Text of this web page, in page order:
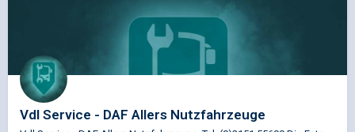
Vdl Service - DAF Allers Nutzfahrzeuge